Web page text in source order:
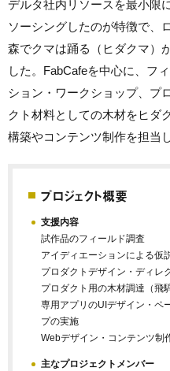
デルタ社内リソースを最小限
ソーシングしたのが特徴で、
森でクマは踊る（ヒダクマ）
した。FabCafeを中心に、フ
ション・ワークショップ、プ
クト材料としての木材をヒダ
構築やコンテンツ制作を担当
プロジェクト概要
支援内容
試作品のフィールド調査
アイディエーションによる仮
プロダクトデザイン・ディレ
プロダクト用の木材調達（飛
専用アプリのUIデザイン・ペ
プの実施
Webデザイン・コンテンツ制
主なプロジェクトメンバー